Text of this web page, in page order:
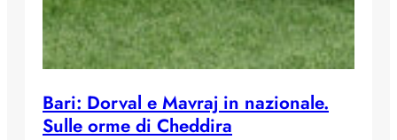
Bari: Dorval e Mavraj in nazionale.
Sulle orme di Cheddira